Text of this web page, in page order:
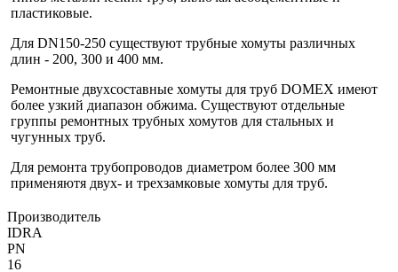
пластиковые.
Для DN150-250 существуют трубные хомуты различных
длин - 200, 300 и 400 мм.
Ремонтные двухсоставные хомуты для труб DOMEX имеют
более узкий диапазон обжима. Существуют отдельные
группы ремонтных трубных хомутов для стальных и
чугунных труб.
Для ремонта трубопроводов диаметром более 300 мм
применяютя двух- и трехзамковые хомуты для труб.
Производитель
IDRA
PN
16